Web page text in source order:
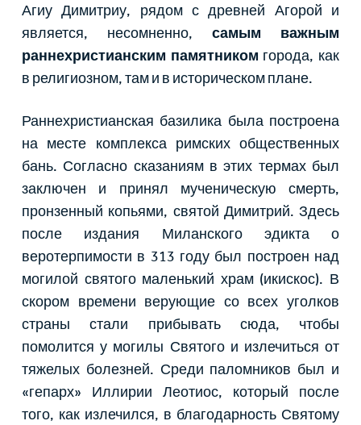
Агиу Димитриу, рядом с древней Агорой и
является, несомненно, самым важным
раннехристианским памятником города, как
в религиозном, там и в историческом плане.
Раннехристианская базилика была построена
на месте комплекса римских общественных
бань. Согласно сказаниям в этих термах был
заключен и принял мученическую смерть,
пронзенный копьями, святой Димитрий. Здесь
после издания Миланского эдикта о
веротерпимости в 313 году был построен над
могилой святого маленький храм (икискос). В
скором времени верующие со всех уголков
страны стали прибывать сюда, чтобы
помолится у могилы Святого и излечиться от
тяжелых болезней. Среди паломников был и
«гепарх» Иллирии Леотиос, который после
того, как излечился, в благодарность Святому